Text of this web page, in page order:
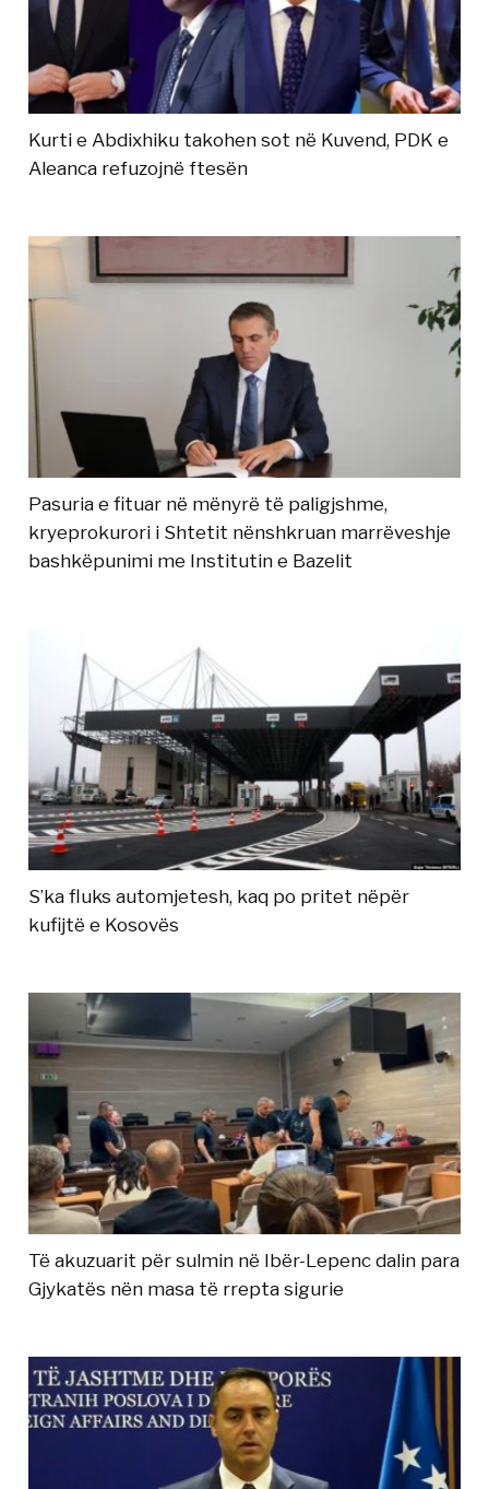
Kurti e Abdixhiku takohen sot në Kuvend, PDK e
Aleanca refuzojnë ftesën
Pasuria e fituar në mënyrë të paligjshme,
kryeprokurori i Shtetit nënshkruan marrëveshje
bashkëpunimi me Institutin e Bazelit
S’ka fluks automjetesh, kaq po pritet nëpër
kufijtë e Kosovës
Të akuzuarit për sulmin në Ibër-Lepenc dalin para
Gjykatës nën masa të rrepta sigurie